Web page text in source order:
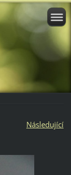
Následující